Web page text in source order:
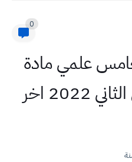
0
علمي مادة
احياء نهاية الكورس الثاني 2022 اخر